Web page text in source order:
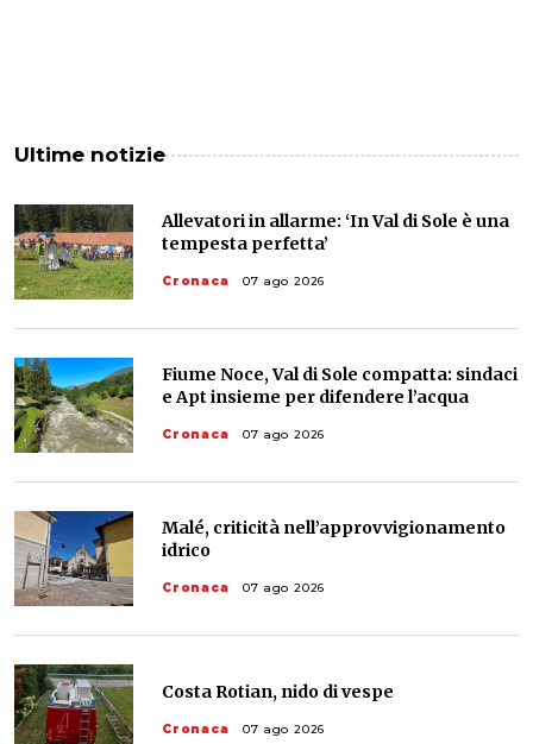
Ultime notizie
Allevatori in allarme: ‘In Val di Sole è una
tempesta perfetta’
Cronaca 07 ago 2026
Fiume Noce, Val di Sole compatta: sindaci
e Apt insieme per difendere l’acqua
Cronaca 07 ago 2026
Malé, criticità nell’approvvigionamento
idrico
Cronaca 07 ago 2026
Costa Rotian, nido di vespe
Cronaca 07 ago 2026